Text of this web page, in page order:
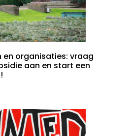
en organisaties: vraag
aan en start een